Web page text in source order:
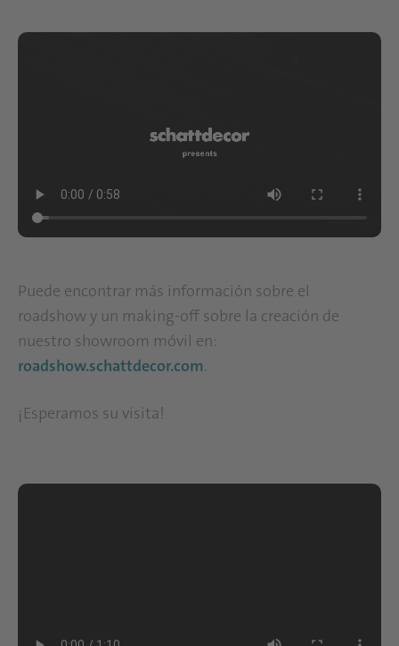
Puede encontrar más información sobre el
roadshow y un making-off sobre la creación de
nuestro showroom móvil en:
roadshow.schattdecor.com.
¡Esperamos su visita!